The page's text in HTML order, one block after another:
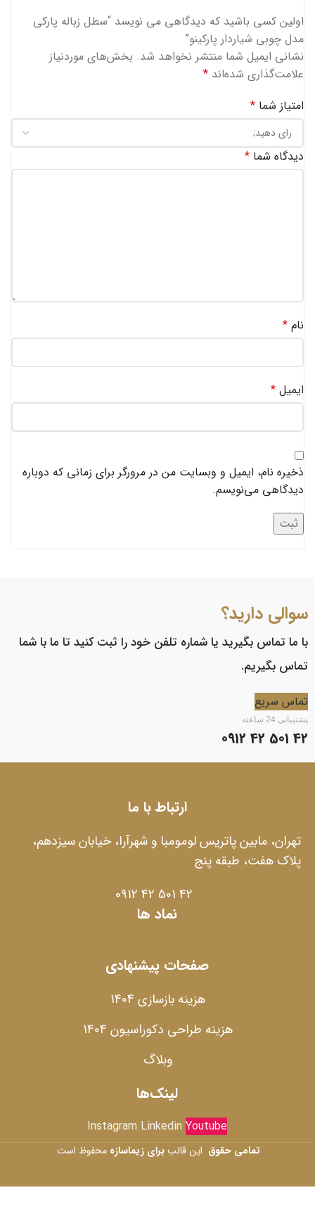
اولین کسی باشید که دیدگاهی می نویسد “سطل زباله پارکی
مدل چوبی شیاردار پارکینو”
نشانی ایمیل شما منتشر نخواهد شد. بخش‌های موردنیاز
علامت‌گذاری شده‌اند *
امتیاز شما *
دیدگاه شما *
نام *
ایمیل *
ذخیره نام، ایمیل و وبسایت من در مرورگر برای زمانی که دوباره
دیدگاهی می‌نویسم.
سوالی دارید؟
با ما تماس بگیرید یا شماره تلفن خود را ثبت کنید تا ما با شما
تماس بگیریم.
تماس سریع
پشتیبانی 24 ساعته
42 501 42 0912
ارتباط با ما
تهران، مابین پاتریس لومومبا و شهرآرا، خیابان سیزدهم،
پلاک هفت، طبقه پنج
42 501 42 0912
نماد ها
صفحات پیشنهادی
هزینه بازسازی 1404
هزینه طراحی دکوراسیون 1404
وبلاگ
لینک‌ها
Instagram Linkedin Youtube
تمامی حقوق این قالببرای زیماسازه محفوظ است